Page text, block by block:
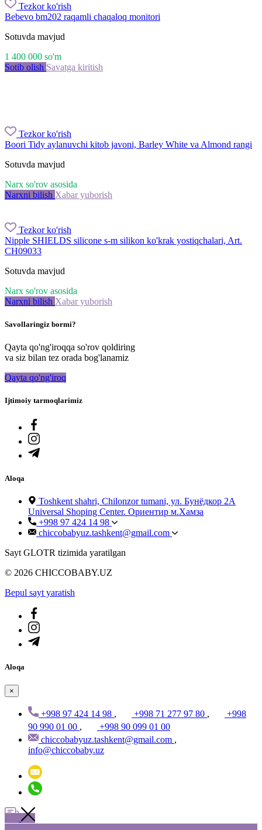
Tezkor ko'rish
Bebevo bm202 raqamli chaqaloq monitori
Sotuvda mavjud
1 400 000 so'm
Sotib olish Savatga kiritish
Tezkor ko'rish
Boori Tidy aylanuvchi kitob javoni, Barley White va Almond rangi
Sotuvda mavjud
Narx so'rov asosida
Narxni bilish Xabar yuborish
Tezkor ko'rish
Nipple SHIELDS silicone s-m silikon ko'krak yostiqchalari, Art.
CH09033
Sotuvda mavjud
Narx so'rov asosida
Narxni bilish Xabar yuborish
Savollaringiz bormi?
Qayta qo'ng'iroqqa so'rov qoldiring
va siz bilan tez orada bog'lanamiz
Qayta qo'ng'iroq
Ijtimoiy tarmoqlarimiz
Aloqa
Toshkent shahri, Chilonzor tumani, ул. Бунёдкор 2А
Universal Shoping Center. Ориентир м.Хамза
+998 97 424 14 98
chiccobabyuz.tashkent@gmail.com
Sayt GLOTR tizimida yaratilgan
© 2026 CHICCOBABY.UZ
Bepul sayt yaratish
Aloqa
×
+998 97 424 14 98 , +998 71 277 97 80 ,
+998
90 990 01 00 ,
+998 90 099 01 00
chiccobabyuz.tashkent@gmail.com ,
info@chiccobaby.uz